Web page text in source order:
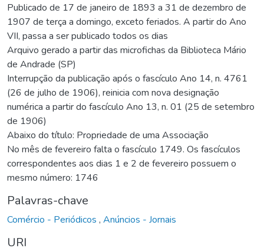
Publicado de 17 de janeiro de 1893 a 31 de dezembro de
1907 de terça a domingo, exceto feriados. A partir do Ano
VII, passa a ser publicado todos os dias
Arquivo gerado a partir das microfichas da Biblioteca Mário
de Andrade (SP)
Interrupção da publicação após o fascículo Ano 14, n. 4761
(26 de julho de 1906), reinicia com nova designação
numérica a partir do fascículo Ano 13, n. 01 (25 de setembro
de 1906)
Abaixo do título: Propriedade de uma Associação
No mês de fevereiro falta o fascículo 1749. Os fascículos
correspondentes aos dias 1 e 2 de fevereiro possuem o
mesmo número: 1746
Palavras-chave
Comércio - Periódicos , Anúncios - Jornais
URI